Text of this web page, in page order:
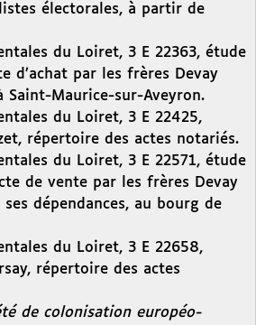
électorales, à partir de
du Loiret, 3 E 22363, étude
d’achat par les frères Devay
Saint-Maurice-sur-Aveyron.
du Loiret, 3 E 22425,
répertoire des actes notariés.
du Loiret, 3 E 22571, étude
de vente par les frères Devay
dépendances, au bourg de
du Loiret, 3 E 22658,
répertoire des actes
de colonisation européo-